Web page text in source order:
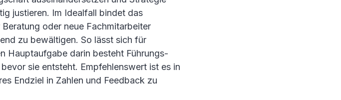
justieren. Im Idealfall bindet das
oder neue Fachmitarbeiter
zu bewältigen. So lässt sich für
Hauptaufgabe darin besteht Führungs-
sie entsteht. Empfehlenswert ist es in
Endziel in Zahlen und Feedback zu